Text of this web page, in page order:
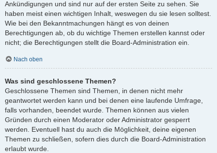
Ankündigungen und sind nur auf der ersten Seite zu sehen. Sie
haben meist einen wichtigen Inhalt, weswegen du sie lesen solltest.
Wie bei den Bekanntmachungen hängt es von deinen
Berechtigungen ab, ob du wichtige Themen erstellen kannst oder
nicht; die Berechtigungen stellt die Board-Administration ein.
Nach oben
Was sind geschlossene Themen?
Geschlossene Themen sind Themen, in denen nicht mehr
geantwortet werden kann und bei denen eine laufende Umfrage,
falls vorhanden, beendet wurde. Themen können aus vielen
Gründen durch einen Moderator oder Administrator gesperrt
werden. Eventuell hast du auch die Möglichkeit, deine eigenen
Themen zu schließen, sofern dies durch die Board-Administration
erlaubt wurde.